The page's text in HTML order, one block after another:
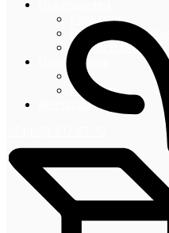
Гарантии
Оплата и доставка
Акции и скидки
Информация
Блог
Новости
Контакты